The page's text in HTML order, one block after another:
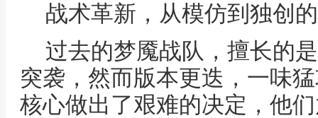
战术革新，从模仿到独创
过去的梦魇战队，擅长的
突袭，然而版本更迭，一味
核心做出了艰难的决定，他